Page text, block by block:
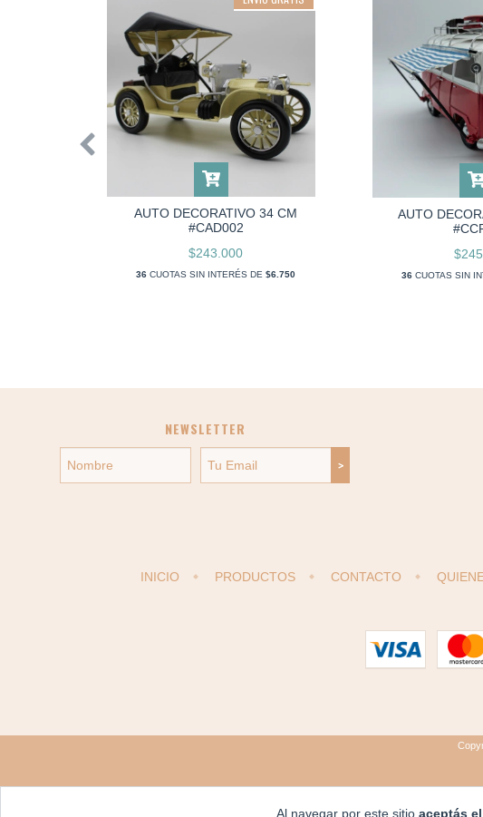
Al navegar por este sitio aceptás
AUTO DECORATIVO 34 CM
#CAD002
$243.000
36 CUOTAS SIN INTERÉS DE$6.750
AUTO
36CUOTAS SIN
NEWSLETTER
INICIO PRODUCTOS CONTACTO